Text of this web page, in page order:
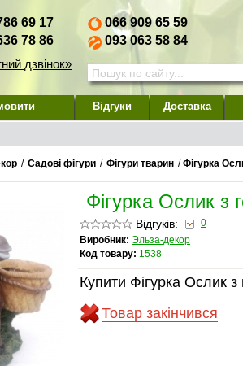
69 17
78 86
дзвінок»
066 909 65 59
093 063 58 84
Відгуки Доставка
/ Садові фігури / Фігури тварин /Фігурка
Фігурка Ослик з
Відгуків:
0
Виробник: Эльза-декор
Код товару: 1538
Купити Фігурка Ослик
Товар закінчився